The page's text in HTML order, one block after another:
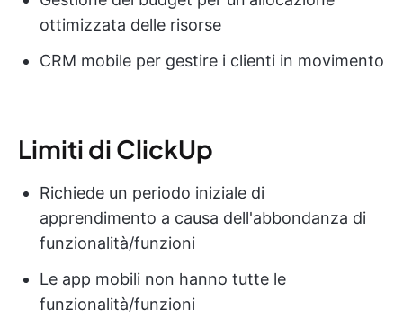
ottimizzata delle risorse
CRM mobile per gestire i clienti in movimento
Limiti di ClickUp
Richiede un periodo iniziale di
apprendimento a causa dell'abbondanza di
funzionalità/funzioni
Le app mobili non hanno tutte le
funzionalità/funzioni